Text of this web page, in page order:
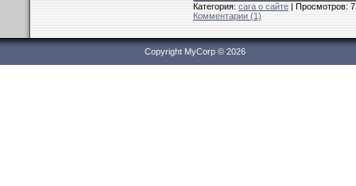
Категория:сага о сайте| Просмотров:
Комментарии (1)
Copyright MyCorp © 2026